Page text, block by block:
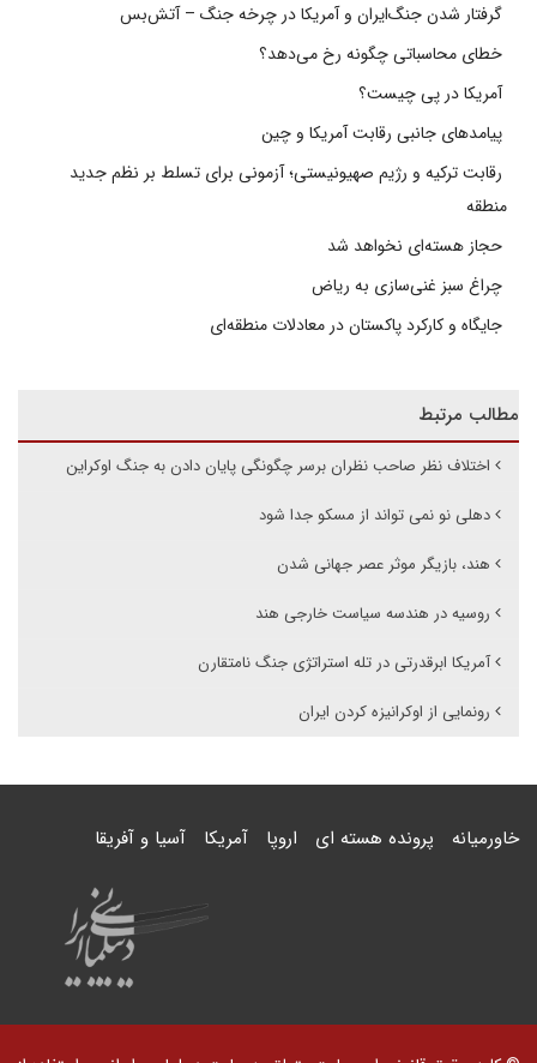
گرفتار شدن جنگ‌ایران و آمریکا در چرخه جنگ – آتش‌بس
خطای محاسباتی چگونه رخ می‌دهد؟
آمریکا در پی چیست؟
پیامدهای جانبی رقابت آمریکا و چین
رقابت ترکیه و رژیم صهیونیستی؛ آزمونی برای تسلط بر نظم جدید
منطقه
حجاز هسته‌ای نخواهد شد
چراغ سبز غنی‌سازی به ریاض
جایگاه و کارکرد پاکستان در معادلات منطقه‌ای
مطالب مرتبط
اختلاف نظر صاحب نظران برسر چگونگی پایان دادن به جنگ اوکراین
دهلی نو نمی تواند از مسکو جدا شود
هند، بازیگر موثر عصر جهانی شدن
روسیه در هندسه سیاست خارجی هند
آمریکا ابرقدرتی در تله استراتژی جنگ نامتقارن
رونمایی از اوکرانیزه کردن ایران
خاورمیانه پرونده هسته ای اروپا آمریکا آسیا و آفریقا